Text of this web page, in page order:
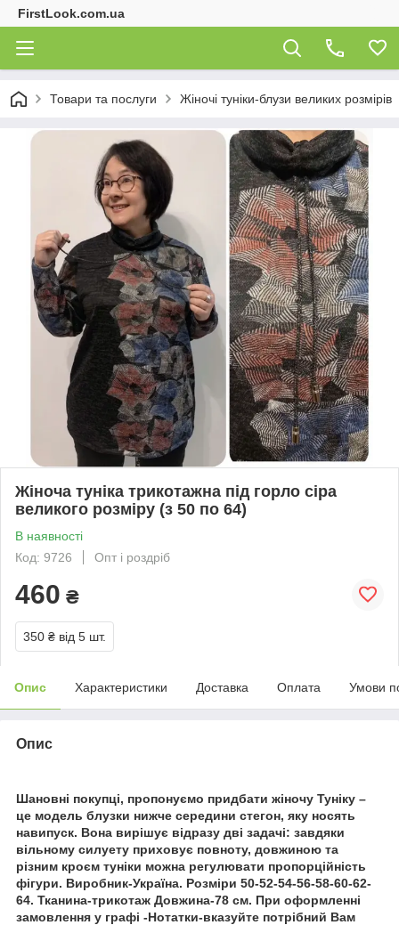
FirstLook.com.ua
Товари та послуги Жіночі туніки-блузи великих розмірів
Жіноча туніка трикотажна під горло сіра
великого розміру (з 50 по 64)
В наявності
Код: 9726
Опт і роздріб
460 ₴
350 ₴ від 5 шт.
Опис Характеристики Доставка Оплата Умови
Опис
Шановні покупці, пропонуємо придбати жіночу Туніку –
це модель блузки нижче середини стегон, яку носять
навипуск. Вона вирішує відразу дві задачі: завдяки
вільному силуету приховує повноту, довжиною та
різним кроєм туніки можна регулювати пропорційність
фігури. Виробник-Україна. Розміри 50-52-54-56-58-60-62-
64. Тканина-трикотаж Довжина-78 см. При оформленні
замовлення у графі -Нотатки-вказуйте потрібний Вам